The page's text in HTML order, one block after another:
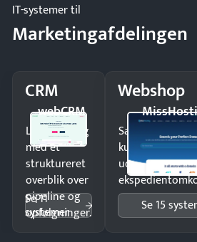
IT-systemer til
Marketingafdelingen
CRM
webCRM
Luk flere salg
med et
struktureret
overblik over
pipeline og
opfølgninger.
Se 11
systemer
Webshop
Sælg
kunder i hele
uden
Se 15